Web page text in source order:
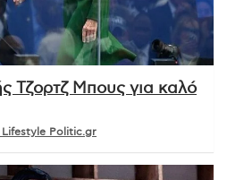
Τζορτζ Μπους για καλό
Lifestyle Politic.gr